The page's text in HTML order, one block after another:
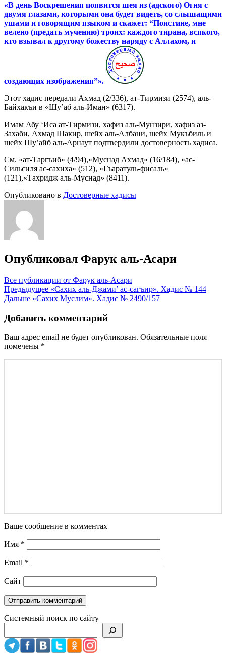
«В день Воскрешения появится шея из (адского) Огня с
двумя глазами, которыми она будет видеть, со слышащими
ушами и говорящим языком и скажет: “Поистине, мне
велено (предать мучению) троих: каждого тирана, всякого,
кто взывал к другому божеству наряду с Аллахом, и
создающих изображения”».
Этот хадис передали Ахмад (2/336), ат-Тирмизи (2574), аль-
Байхакъи в «Шу’аб аль-Иман» (6317).
Имам Абу ‘Иса ат-Тирмизи, хафиз аль-Мунзири, хафиз аз-
Захаби, Ахмад Шакир, шейх аль-Албани, шейх Мукъбиль и
шейх Шу’айб аль-Арнаут подтвердили достоверность хадиса.
См. «ат-Таргъиб» (4/94),«Муснад Ахмад» (16/184), «ас-
Сильсиля ас-сахиха» (512), «Гъаратуль-фисаль»
(121),«Тахридж аль-Муснад» (8411).
Опубликовано в Достоверные хадисы
Опубликовал Фарук аль-Асари
Все публикации от Фарук аль-Асари
Навигация
по
записям
Предыдущее «Сахих аль-Джами’ ас-сагъир». Хадис № 144
Дальше «Сахих Муслим». Хадис № 2490/157
Добавить комментарий
Ваш адрес email не будет опубликован. Обязательные поля
помечены *
Ваше сообщение в комментах
Имя *
Email *
Сайт
Системный поиск по сайту